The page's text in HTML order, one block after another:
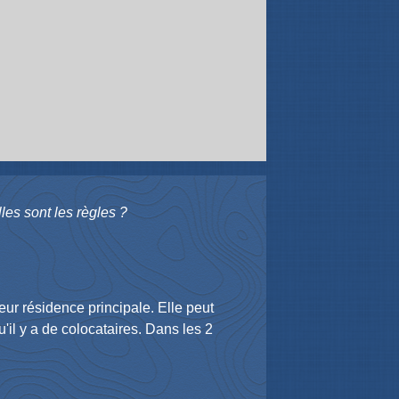
sont les règles ?
résidence principale. Elle peut
y a de colocataires. Dans les 2